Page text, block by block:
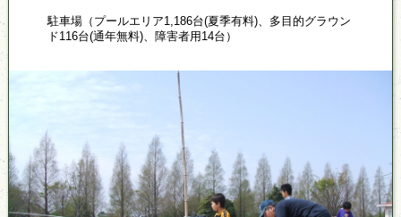
駐車場（プールエリア1,186台(夏季有料)、多目的グラウン
ド116台(通年無料)、障害者用14台）